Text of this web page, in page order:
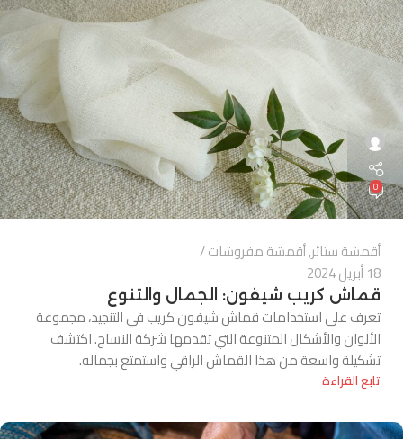
0
أقمشة ستائر,أقمشة مفروشات
18 أبريل 2024
قماش كريب شيفون: الجمال والتنوع
تعرف على استخدامات قماش شيفون كريب في التنجيد، مجموعة
الألوان والأشكال المتنوعة التي تقدمها شركة النساج. اكتشف
تشكيلة واسعة من هذا القماش الراقي واستمتع بجماله.
تابع القراءة